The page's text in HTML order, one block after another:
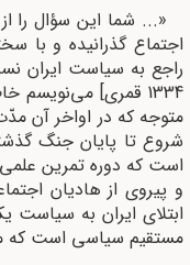
«... شما این سؤال را
اجتماع گذرانیده و با
1334 قمرى]
متوجه که در اواخر آن
است که دوره تمرین
ابتلاى ایران به
مستقیم سیاسى است که